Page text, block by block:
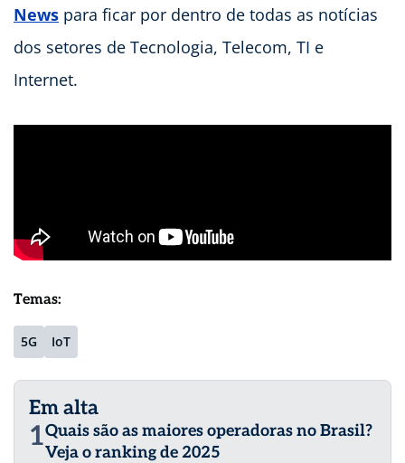
News para ficar por dentro de todas as notícias
dos setores de Tecnologia, Telecom, TI e
Internet.
Temas:
5G IoT
Em alta
1Quais são as maiores operadoras no Brasil?
Veja o ranking de 2025